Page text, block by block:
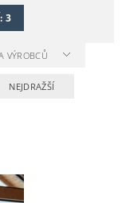
3
VÝROBCŮ
NEJDRAŽŠÍ